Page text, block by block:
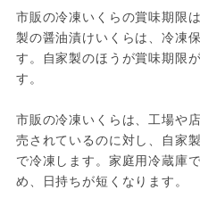
市販の冷凍いくらの賞味期限は
製の醤油漬けいくらは、冷凍
す。自家製のほうが賞味期限
す。
市販の冷凍いくらは、工場や
売されているのに対し、自家
で冷凍します。家庭用冷蔵庫
め、日持ちが短くなります。